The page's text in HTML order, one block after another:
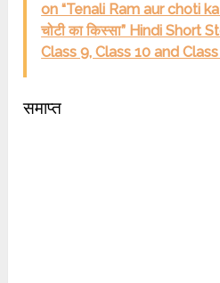
on “Tenali Ram aur choti ka
चोटी का किस्सा” Hindi Short
Class 9, Class 10 and
समाप्त